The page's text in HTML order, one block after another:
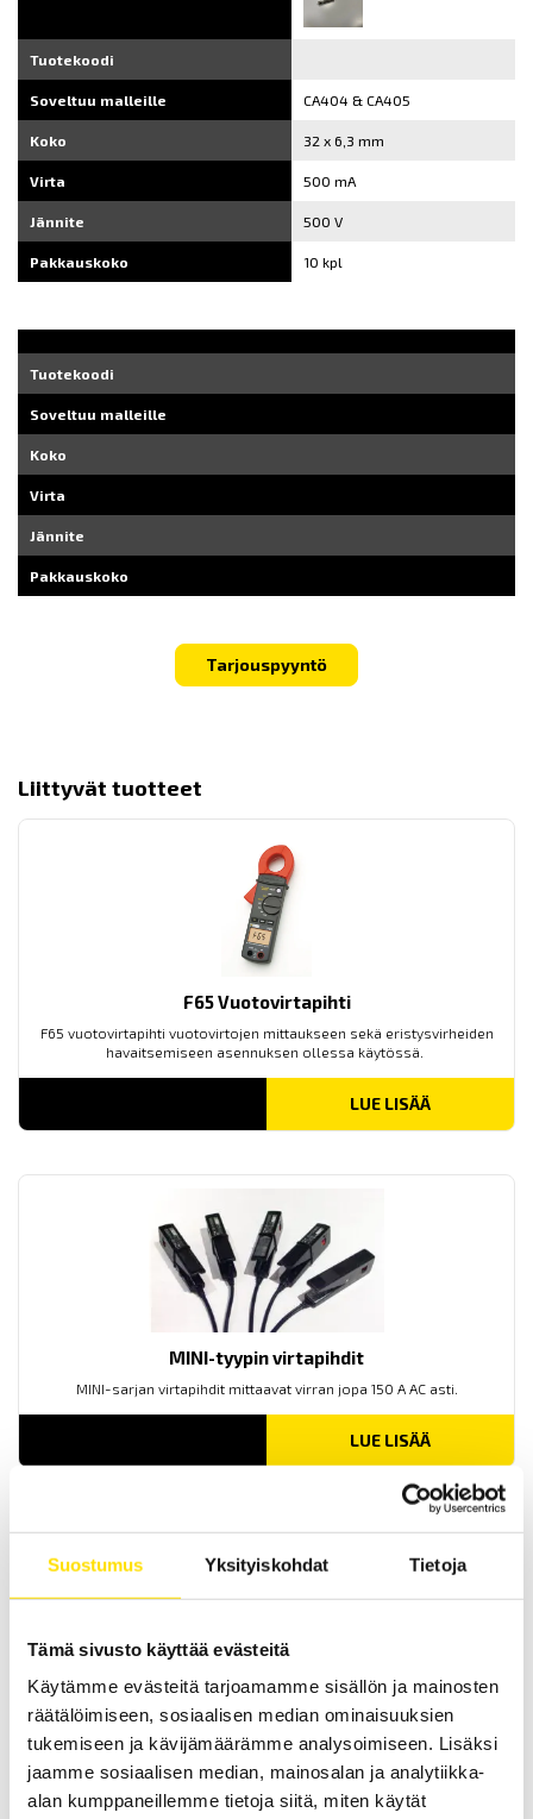
Suostumus Yksityiskohdat Tietoja
Tämä sivusto käyttää evästeitä
Käytämme evästeitä tarjoamamme sisällön ja mainosten
räätälöimiseen, sosiaalisen median ominaisuuksien
tukemiseen ja kävijämäärämme analysoimiseen. Lisäksi
jaamme sosiaalisen median, mainosalan ja analytiikka-
alan kumppaneillemme tietoja siitä, miten käytät
Tuotekoodi
Soveltuu malleille CA404 & CA405
Koko 32 x 6,3 mm
Virta 500 mA
Jännite 500 V
Pakkauskoko 10 kpl
Tuotekoodi
Soveltuu malleille
Koko
Virta
Jännite
Pakkauskoko
Tarjouspyyntö
Liittyvät tuotteet
F65 Vuotovirtapihti
F65 vuotovirtapihti vuotovirtojen mittaukseen sekä eristysvirheiden
havaitsemiseen asennuksen ollessa käytössä.
LUE LISÄÄ
MINI-tyypin virtapihdit
MINI-sarjan virtapihdit mittaavat virran jopa 150 A AC asti.
LUE LISÄÄ
B-tyypin virtapihdit
B102-pihdit ovat kehitetty erityisesti vuotovirtojen mittaamiseen
500 μA asti.
LUE LISÄÄ